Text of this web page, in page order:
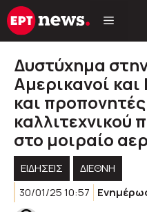
Μετάβαση
σε
Δυστύχημα
Αμερικανοί
και
καλλιτεχνικού
στο μοιραίο
ΕΙΔΗΣΕΙΣ
ΔΙΕΘΝΗ
30/01/25 10:57